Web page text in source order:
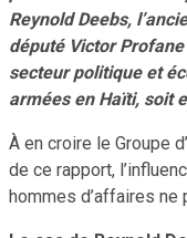
Reynold Deebs,
député Victor
secteur politique et
armées en Haïti, soit
À en croire le Groupe
de ce rapport,
hommes d’affaires ne